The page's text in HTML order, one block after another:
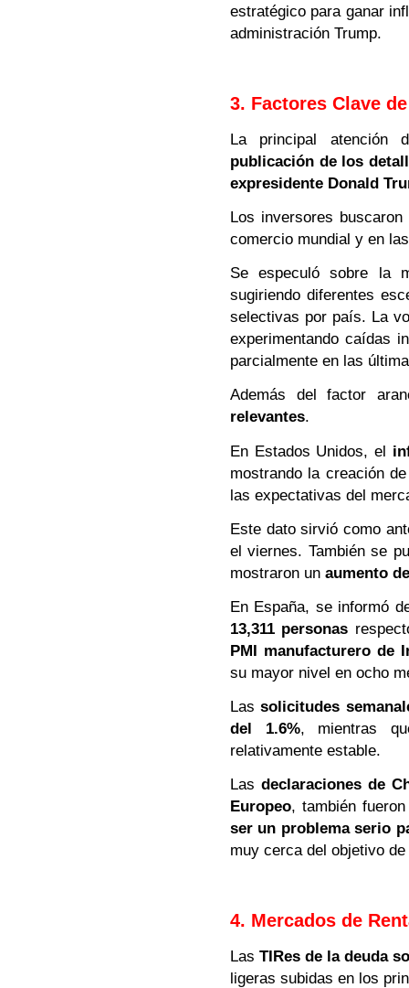
estratégico para ganar
administración Trump.
3. Factores Clave
La principal atención
publicación de los
expresidente Donald
Los inversores
comercio mundial y en
Se especuló sobre la
sugiriendo diferentes
selectivas por país. La
experimentando caídas
parcialmente en las
Además del factor
relevantes.
En Estados Unidos, el
mostrando la creación
las expectativas del
Este dato sirvió como
el viernes. También se
mostraron un aumento
En España, se informó
13,311 personas
PMI manufacturero de
su mayor nivel en ocho
Lassolicitudes
del 1.6%, mientras
relativamente estable.
Las declaraciones de
Europeo, también
ser un problema serio
muy cerca del objetivo
4. Mercados de
Las TIRes de la deuda
ligeras subidas en los